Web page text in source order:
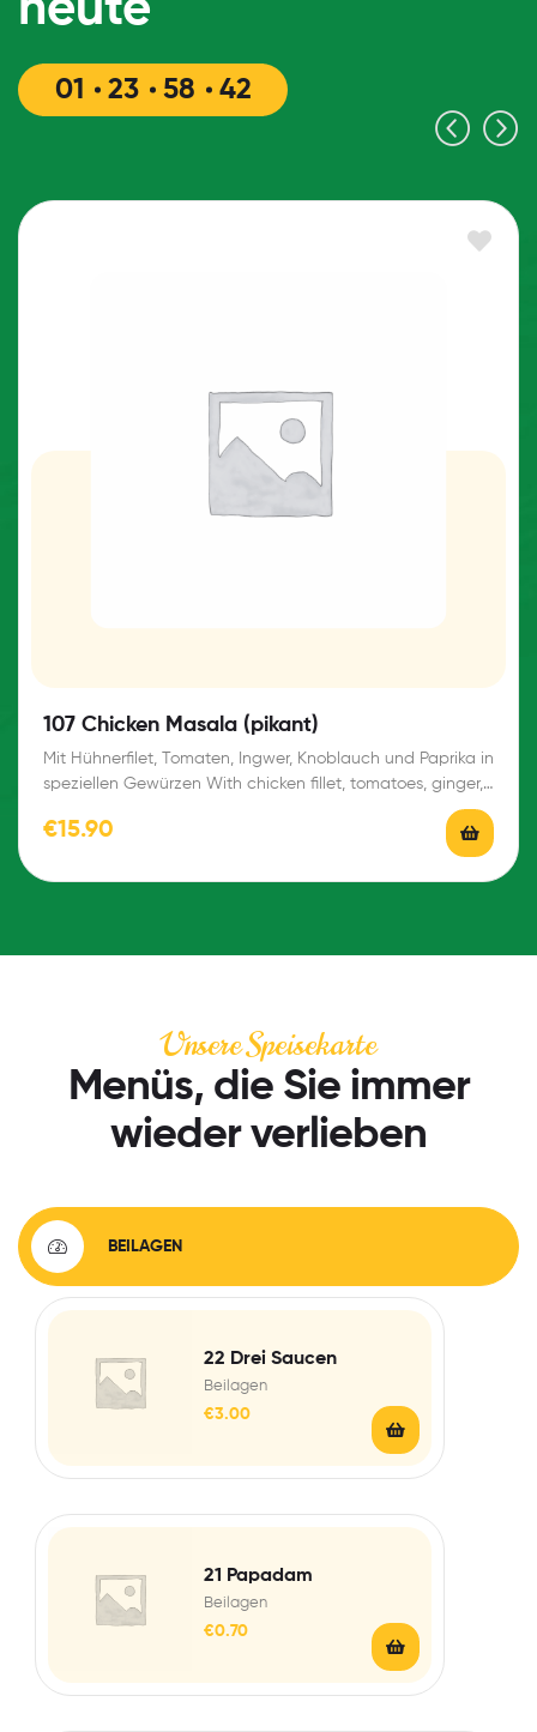
heute
01 23 58 41
107 Chicken Masala (pikant)
Mit Hühnerfilet, Tomaten, Ingwer, Knoblauch und Paprika in
speziellen Gewürzen With chicken fillet, tomatoes, ginger,…
€15.90
Unsere Speisekarte
Menüs, die Sie immer
wieder verlieben
BEILAGEN
Beilagen
22 Drei Saucen
€3.00
Beilagen
21 Papadam
€0.70